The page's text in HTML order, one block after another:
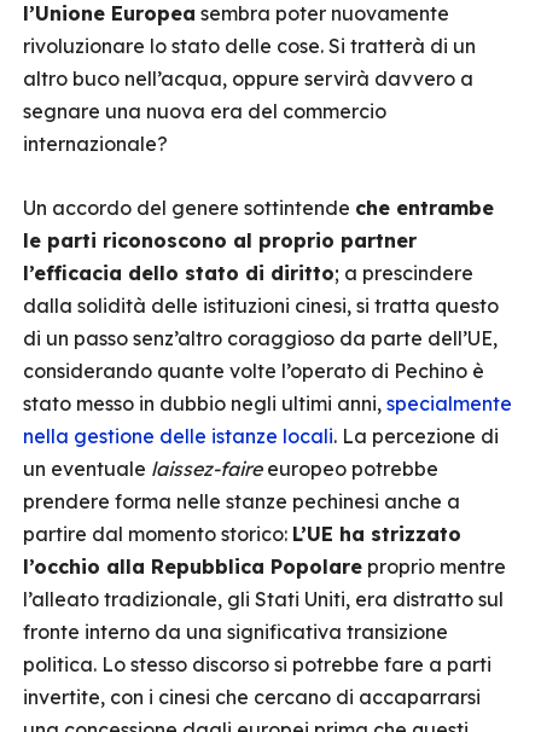
l’Unione Europea sembra poter nuovamente
rivoluzionare lo stato delle cose. Si tratterà di un
altro buco nell’acqua, oppure servirà davvero a
segnare una nuova era del commercio
internazionale?
Un accordo del genere sottintende che entrambe
le parti riconoscono al proprio partner
l’efficacia dello stato di diritto; a prescindere
dalla solidità delle istituzioni cinesi, si tratta questo
di un passo senz’altro coraggioso da parte dell’UE,
considerando quante volte l’operato di Pechino è
stato messo in dubbio negli ultimi anni, specialmente
nella gestione delle istanze locali. La percezione di
un eventuale laissez-faireeuropeo potrebbe
prendere forma nelle stanze pechinesi anche a
partire dal momento storico: L’UE ha strizzato
l’occhio alla Repubblica Popolare proprio mentre
l’alleato tradizionale, gli Stati Uniti, era distratto sul
fronte interno da una significativa transizione
politica. Lo stesso discorso si potrebbe fare a parti
invertite, con i cinesi che cercano di accaparrarsi